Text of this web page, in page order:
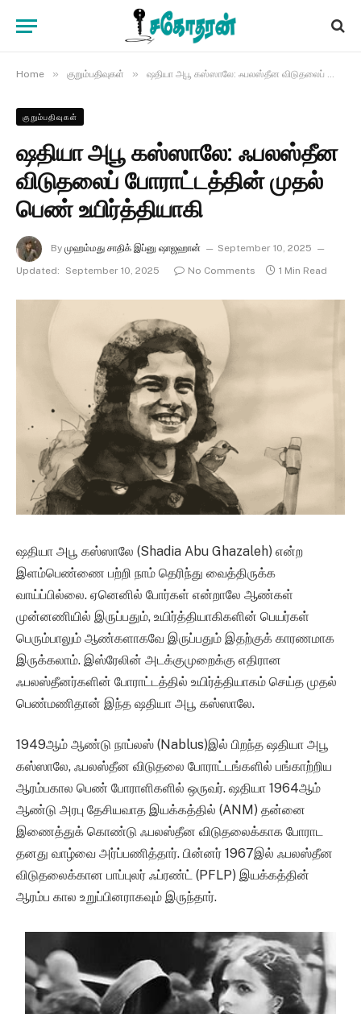
Home » குறும்பதிவுகள் » ஷதியா அபூ கஸ்ஸாலே: ஃபலஸ்தீன விடுதலைப் போராட்டத்தின் முதல் பெண் உயிர்த்தியாகி
குறும்பதிவுகள்
ஷதியா அபூ கஸ்ஸாலே: ஃபலஸ்தீன
விடுதலைப் போராட்டத்தின் முதல்
பெண் உயிர்த்தியாகி
By முஹம்மது சாதிக் இப்னு ஷாஜஹான்
September 10, 2025
Updated:
September 10, 2025 No Comments 1 Min Read
ஷதியா அபூ கஸ்ஸாலே (Shadia Abu Ghazaleh) என்ற
இளம்பெண்ணை பற்றி நாம் தெரிந்து வைத்திருக்க
வாய்ப்பில்லை. ஏனெனில் போர்கள் என்றாலே ஆண்கள்
முன்னணியில் இருப்பதும், உயிர்த்தியாகிகளின் பெயர்கள்
பெரும்பாலும் ஆண்களாகவே இருப்பதும் இதற்குக் காரணமாக
இருக்கலாம்.‌‌ ‍‍‍இஸ்ரேலின் அடக்குமுறைக்கு எதிரான
ஃபலஸ்தீனர்களின் போராட்டத்தில் உயிர்த்தியாகம் செய்த முதல்
பெண்மணிதான் இந்த ஷதியா அபூ கஸ்ஸாலே.
1949ஆம் ஆண்டு நாப்லஸ் (Nablus)இல் பிறந்த ஷதியா அபூ
கஸ்ஸாலே, ஃபலஸ்தீன விடுதலை போராட்டங்களில் பங்காற்றிய
ஆரம்பகால பெண் போராளிகளில் ஒருவர். ஷதியா 1964ஆம்
ஆண்டு அரபு தேசியவாத இயக்கத்தில் (ANM) தன்னை
இணைத்துக் கொண்டு ஃபலஸ்தீன விடுதலைக்காக போராட
தனது வாழ்வை அர்ப்பணித்தார். பின்னர் 1967இல் ஃபலஸ்தீன
விடுதலைக்கான பாப்புலர் ஃப்ரண்ட் (PFLP) இயக்கத்தின்
ஆரம்ப கால உறுப்பினராகவும் இருந்தார்.